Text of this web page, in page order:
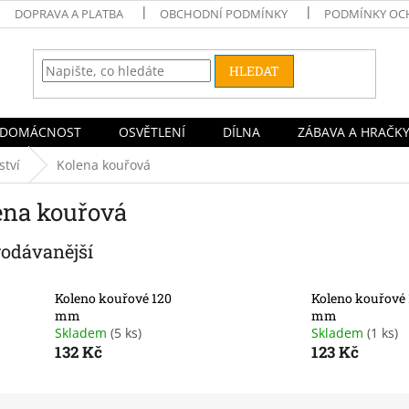
DOPRAVA A PLATBA OBCHODNÍ PODMÍNKY PODMÍNKY
HLEDAT
DOMÁCNOST OSVĚTLENÍ DÍLNA ZÁBAVA A HRAČKY
Kolena kouřová
kouřová
Koleno kouřové 120
mm
Skladem (5 ks)
132 Kč
Koleno kouřové
mm
Skladem (1 ks)
123 Kč